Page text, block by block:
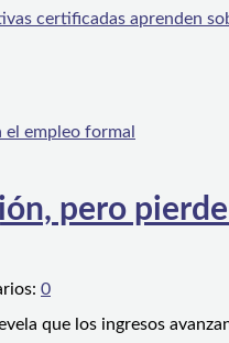
certificadas aprenden
pero
0
que los ingresos